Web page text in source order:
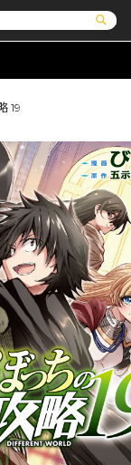
ライトノベル
オーバーラップ広報室
お問い合
プノベルス オーバー
ガルド コミ
パルフェ コミ
る
19